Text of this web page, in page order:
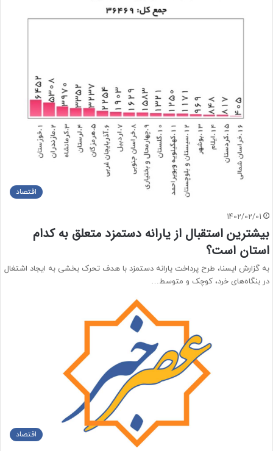
اقتصاد
1402/02/01
بیشترین استقبال از یارانه دستمزد متعلق به کدام
استان است؟
به گزارش ایسنا، طرح پرداخت یارانه دستمزد با هدف تحرک­ بخشی به ایجاد اشتغال
در بنگاه­‌های خرد، کوچک و متوسط…
اقتصاد